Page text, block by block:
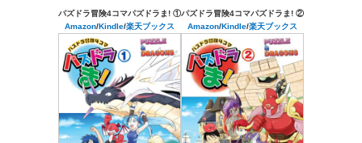
パズドラ冒険4コマパズドラま! ①
Amazon/Kindle/楽天ブックス
パズドラ冒険4コマパズドラま! ②
Amazon/Kindle/楽天ブックス